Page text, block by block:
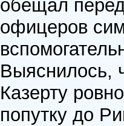
обещал
офицеров
Выяснилось,
Казерту
попутку до